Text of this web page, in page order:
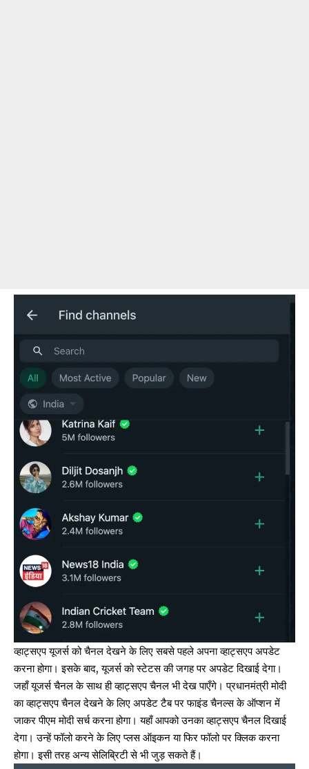
व्हाट्सएप यूजर्सको चैनल देखने के लिए सबसे पहले अपना व्हाट्सएप अपडेट
करना होगा। इसके बाद, यूजर्स को स्टेटस की जगह पर अपडेट दिखाई देगा।
जहाँ यूजर्स चैनल के साथ ही व्हाट्सएप चैनल भी देख पाएँगे। प्रधानमंत्री मोदी
का व्हाट्सएप चैनल देखने के लिए अपडेट टैब पर फाइंड चैनल्स के ऑप्शन में
जाकर पीएम मोदी सर्च करना होगा। यहाँ आपको उनका व्हाट्सएप चैनल दिखाई
देगा। उन्हें फॉलो करने के लिए प्लस ऑइकन या फिर फॉलो पर क्लिक करना
होगा। इसी तरह अन्य सेलिब्रिटी से भी जुड़ सकते हैं।